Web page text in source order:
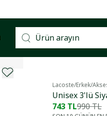
Lacoste/Erkek/
Unisex 3'lü
743 TL990 TL